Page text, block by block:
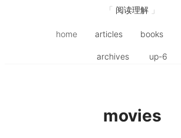
阅读理解
home articles books
archives up-6
movies